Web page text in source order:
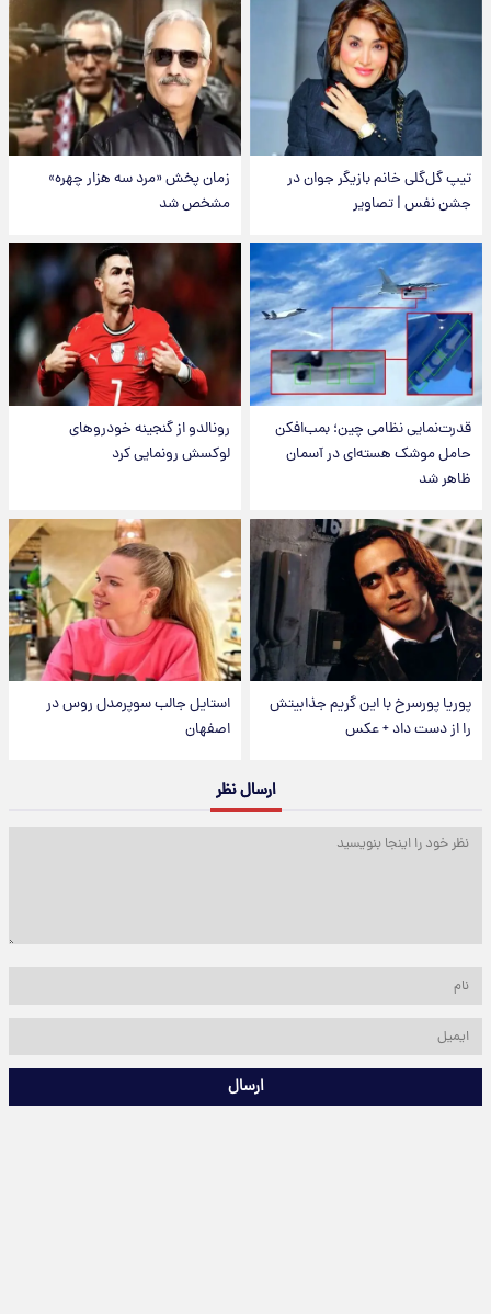
تیپ گل‌گلی خانم بازیگر جوان در
جشن نفس | تصاویر
زمان پخش «مرد سه هزار چهره»
مشخص شد
قدرت‌نمایی نظامی چین؛ بمب‌افکن
حامل موشک هسته‌ای در آسمان
ظاهر شد
رونالدو از گنجینه خودروهای
لوکسش رونمایی کرد
پوریا پورسرخ با این گریم جذابیتش
را از دست داد + عکس
استایل جالب سوپرمدل روس در
اصفهان
ارسال نظر
ارسال